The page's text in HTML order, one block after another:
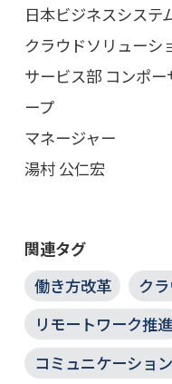
日本ビジネスシステ
クラウドソリューシ
サービス部 コンポ
ープ
マネージャー
湯村 公仁宏
関連タグ
働き方改革
ク
リモートワーク推進
コミュニケーショ